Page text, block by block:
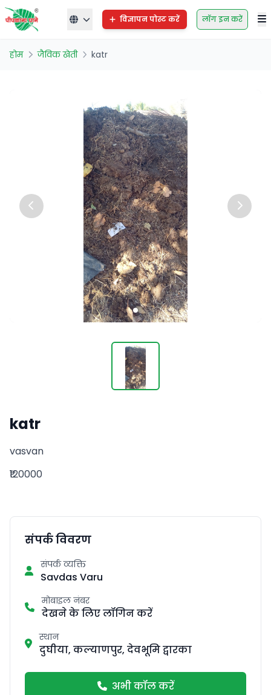
विज्ञापन पोस्ट करें लॉग इन करें
होम जैविक खेती katr
katr
vasvan
₹120000
संपर्क विवरण
संपर्क व्यक्ति
Savdas Varu
मोबाइल नंबर
देखने के लिए लॉगिन करें
स्थान
दुघीया, कल्याणपुर, देवभूमि द्वारका
अभी कॉल करें